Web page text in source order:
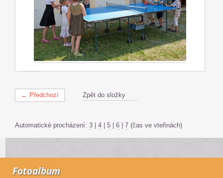
← Předchozí Zpět do složky
Automatické procházení: 3 | 4 | 5 | 6 | 7 (čas ve vteřinách)
Fotoalbum